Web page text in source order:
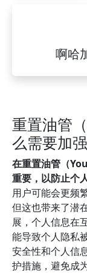
啊哈
重置油管
么需要加
在重置油管（
重要，以防止个
用户可能会更频
但这也带来了潜
展，个人信息在
能导致个人隐私
安全性和个人信
护措施，避免成